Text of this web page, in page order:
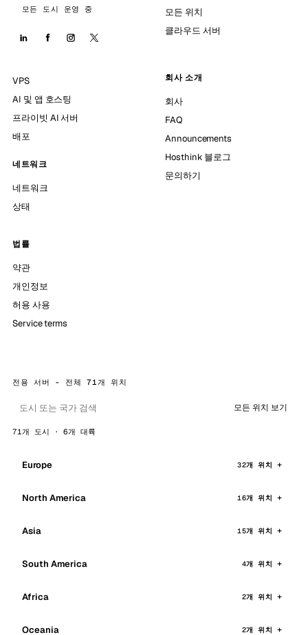
모든 도시 운영 중
모든 위치
클라우드 서버
VPS
AI 및 앱 호스팅
프라이빗 AI 서버
배포
네트워크
네트워크
상태
회사 소개
회사
FAQ
Announcements
Hosthink 블로그
문의하기
법률
약관
개인정보
허용 사용
Service terms
전용 서버 - 전체 71개 위치
모든 위치 보기
71개 도시 · 6개 대륙
Europe 32개 위치
North America 16개 위치
Asia 15개 위치
South America 4개 위치
Africa 2개 위치
Oceania 2개 위치